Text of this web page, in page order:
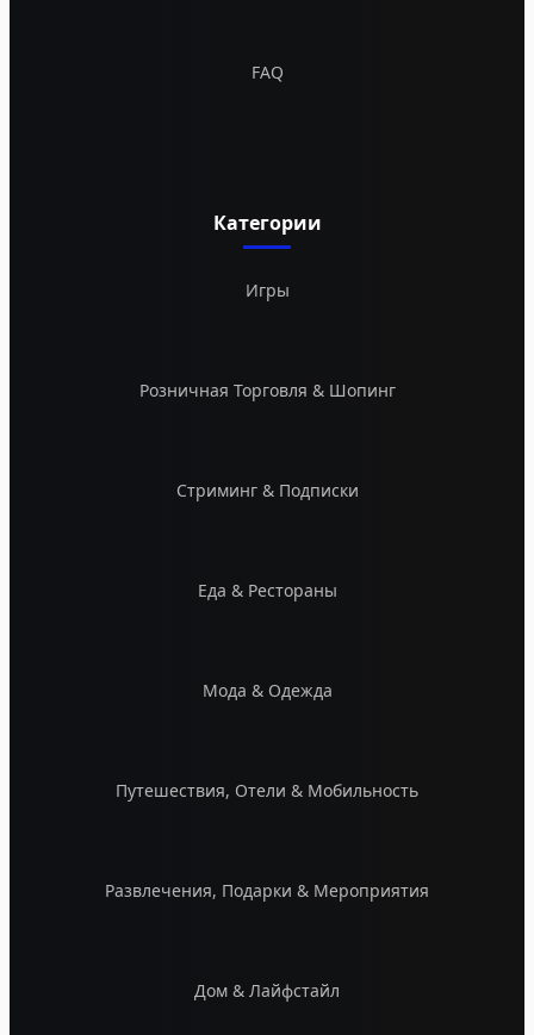
FAQ
Категории
Игры
Розничная Торговля & Шопинг
Стриминг & Подписки
Еда & Рестораны
Мода & Одежда
Путешествия, Отели & Мобильность
Развлечения, Подарки & Мероприятия
Дом & Лайфстайл